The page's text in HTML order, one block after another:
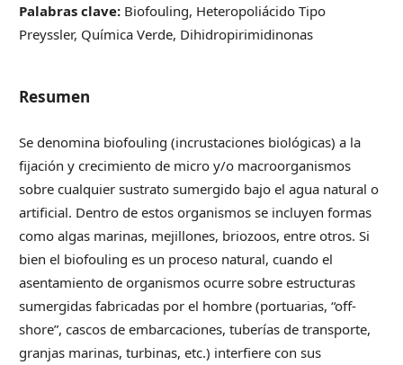
Palabras clave: Biofouling, Heteropoliácido Tipo
Preyssler, Química Verde, Dihidropirimidinonas
Resumen
Se denomina biofouling (incrustaciones biológicas) a la
fijación y crecimiento de micro y/o macroorganismos
sobre cualquier sustrato sumergido bajo el agua natural o
artificial. Dentro de estos organismos se incluyen formas
como algas marinas, mejillones, briozoos, entre otros. Si
bien el biofouling es un proceso natural, cuando el
asentamiento de organismos ocurre sobre estructuras
sumergidas fabricadas por el hombre (portuarias, “off-
shore”, cascos de embarcaciones, tuberías de transporte,
granjas marinas, turbinas, etc.) interfiere con sus